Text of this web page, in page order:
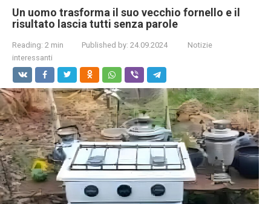
Un uomo trasforma il suo vecchio fornello e il
risultato lascia tutti senza parole
Reading: 2 min Published by: 24.09.2024
Notizie
interessanti